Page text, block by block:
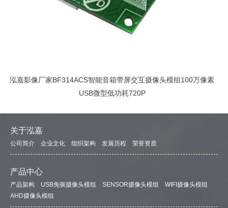
泓嘉影像厂家BF314ACS智能音箱带屏交互摄像头模组100万像素
USB微型低功耗720P
关于泓嘉
公司简介 企业文化 组织架构 发展历程 荣誉资质
产品中心
产品架构 USB免驱摄像头模组 SENSOR摄像头模组
WIFI摄像头模组
AHD摄像头模组